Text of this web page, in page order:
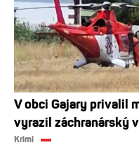
V obci Gajary privalil
vyrazil záchranárský
Krimi